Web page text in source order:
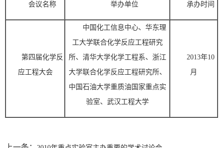
会议名称 举办单位 承办时间
第四届化学反
应工程大会
中国化工信息中心、华东理
工大学联合化学反应工程研究
所、清华大学化学工程系、浙江
大学联合化学反应工程研究所、
中国石油大学重质油国家重点实
验室、武汉工程大学
2013年10
月